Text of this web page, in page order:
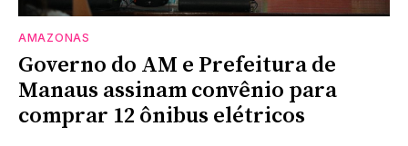
AMAZONAS
Governo do AM e Prefeitura de
Manaus assinam convênio para
comprar 12 ônibus elétricos